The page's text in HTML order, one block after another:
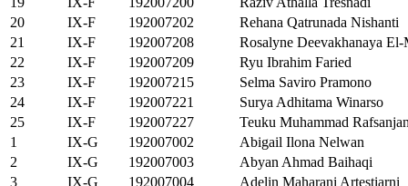
20
IX-F 192007202
Rehana Qatrunada Nishanti
21
IX-F 192007208
Rosalyne Deevakhanaya
22
IX-F 192007209
Ryu Ibrahim Faried
23
IX-F 192007215
Selma Saviro Pramono
24
IX-F 192007221
Surya Adhitama Winarso
25
IX-F 192007227
Teuku Muhammad
1
IX-G 192007002
Abigail Ilona Nelwan
2
IX-G 192007003
Abyan Ahmad Baihaqi
3
IX-G 192007004 Adelin Maharani Artestiarni